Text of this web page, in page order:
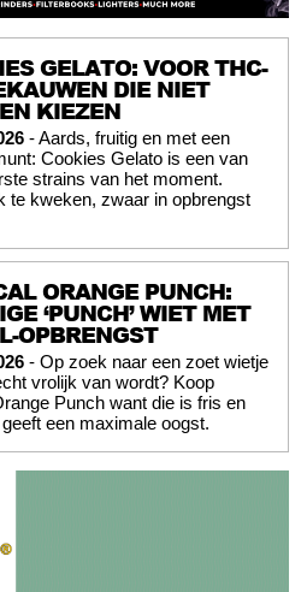
GELATO: VOOR THC-
DIE NIET
KIEZEN
- Aards, fruitig en met een
Cookies Gelato is een van
strains van het moment.
te kweken, zwaar in opbrengst
ORANGE PUNCH:
‘PUNCH’ WIET MET
OPBRENGST
- Op zoek naar een zoet wietje
vrolijk van wordt? Koop
Punch want die is fris en
een maximale oogst.